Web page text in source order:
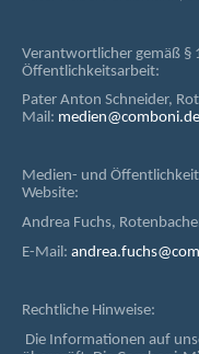
Verantwortlicher gemäß §
Öffentlichkeitsarbeit:
Pater Anton Schneider,
Mail: medien@comboni.de
Medien- und
Website:
Andrea Fuchs,
E-Mail:
Rechtliche Hinweise:
Die Informationen auf